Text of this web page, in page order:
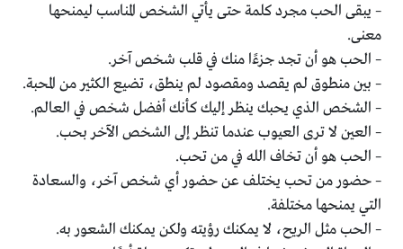
– يبقى الحب مجرد كلمة حتى يأتي الشخص المناسب ليمنحها
معنى.
– الحب هو أن تجد جزءًا منك في قلب شخص آخر.
– بين منطوق لم يقصد ومقصود لم ينطق، تضيع الكثير من المحبة.
– الشخص الذي يحبك ينظر إليك كأنك أفضل شخص في العالم.
– العين لا ترى العيوب عندما تنظر إلى الشخص الآخر بحب.
– الحب هو أن تخاف الله في من تحب.
– حضور من تحب يختلف عن حضور أي شخص آخر، والسعادة
التي يمنحها مختلفة.
– الحب مثل الريح، لا يمكنك رؤيته ولكن يمكنك الشعور به.